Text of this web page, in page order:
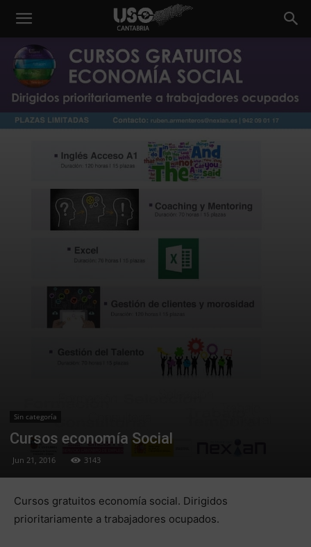
Sin categoría
Cursos economía Social
Jun 21, 2016 3143
Cursos gratuitos economía social. Dirigidos
prioritariamente a trabajadores ocupados.